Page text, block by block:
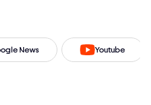
News Youtube